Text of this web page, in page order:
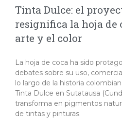
Tinta Dulce: el
resignifica la hoja de
arte y el color
La hoja de coca ha sido
debates sobre su uso,
lo largo de la historia
Tinta Dulce en Sutatausa
transforma en pigmentos
de tintas y pinturas.​